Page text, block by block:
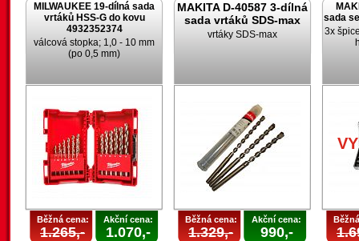
MILWAUKEE 19-dílná sada
vrtáků HSS-G do kovu
4932352374
válcová stopka; 1,0 - 10 mm
(po 0,5 mm)
Běžná cena:
1.265,-
Akční cena:
1.070,-
MAKITA D-40587 3-dílná
sada vrtáků SDS-max
vrtáky SDS-max
Běžná cena:
1.329,-
Akční cena:
990,-
sada
3x